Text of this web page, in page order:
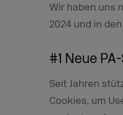
Wir haben uns
2024 und in
#1 Neue
Seit Jahren
Cookies, um